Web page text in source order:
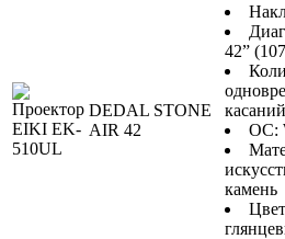
DEDAL STONE
AIR 42
42”
ОС:
камень